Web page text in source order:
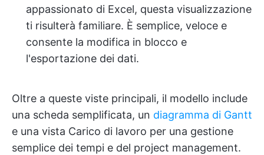
appassionato di Excel, questa visualizzazione
ti risulterà familiare. È semplice, veloce e
consente la modifica in blocco e
l'esportazione dei dati.
Oltre a queste viste principali, il modello include
una scheda semplificata, un diagramma di Gantt
e una vista Carico di lavoro per una gestione
semplice dei tempi e del project management.